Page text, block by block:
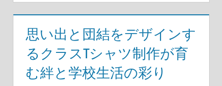
思い出と団結をデザインす
るクラスTシャツ制作が育
む絆と学校生活の彩り